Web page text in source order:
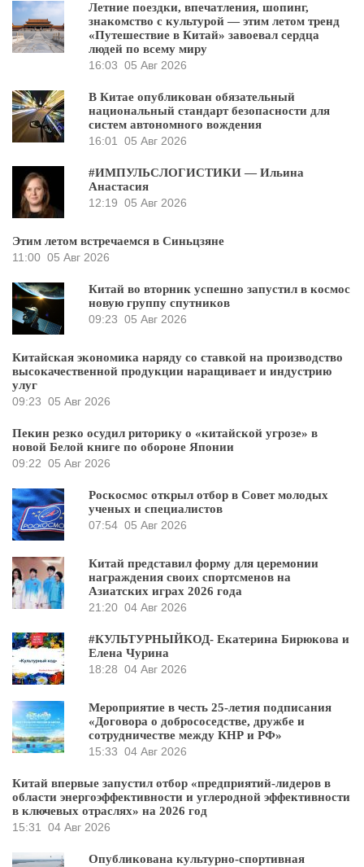
Летние поездки, впечатления, шопинг,
знакомство с культурой — этим летом тренд
«Путешествие в Китай» завоевал сердца
людей по всему миру
16:03 05 Авг 2026
В Китае опубликован обязательный
национальный стандарт безопасности для
систем автономного вождения
16:01
05 Авг 2026
#ИМПУЛЬСЛОГИСТИКИ — Ильина
Анастасия
12:19 05 Авг 2026
Этим летом встречаемся в Синьцзяне
11:00 05 Авг 2026
Китай во вторник успешно запустил в космос
новую группу спутников
09:23 05 Авг 2026
Китайская экономика наряду со ставкой на производство
высокачественной продукции наращивает и индустрию
улуг
09:23 05 Авг 2026
Пекин резко осудил риторику о «китайской угрозе» в
новой Белой книге по обороне Японии
09:22 05 Авг 2026
Роскосмос открыл отбор в Совет молодых
ученых и специалистов
07:54 05 Авг 2026
Китай представил форму для церемонии
награждения своих спортсменов на
Азиатских играх 2026 года
21:20 04 Авг 2026
#КУЛЬТУРНЫЙКОД- Екатерина Бирюкова и
Елена Чурина
18:28 04 Авг 2026
Мероприятие в честь 25-летия подписания
«Договора о добрососедстве, дружбе и
сотрудничестве между КНР и РФ»
15:33 04 Авг 2026
Китай впервые запустил отбор «предприятий-лидеров в
области энергоэффективности и углеродной эффективности
в ключевых отраслях» на 2026 год
15:31
04 Авг 2026
Опубликована культурно-спортивная